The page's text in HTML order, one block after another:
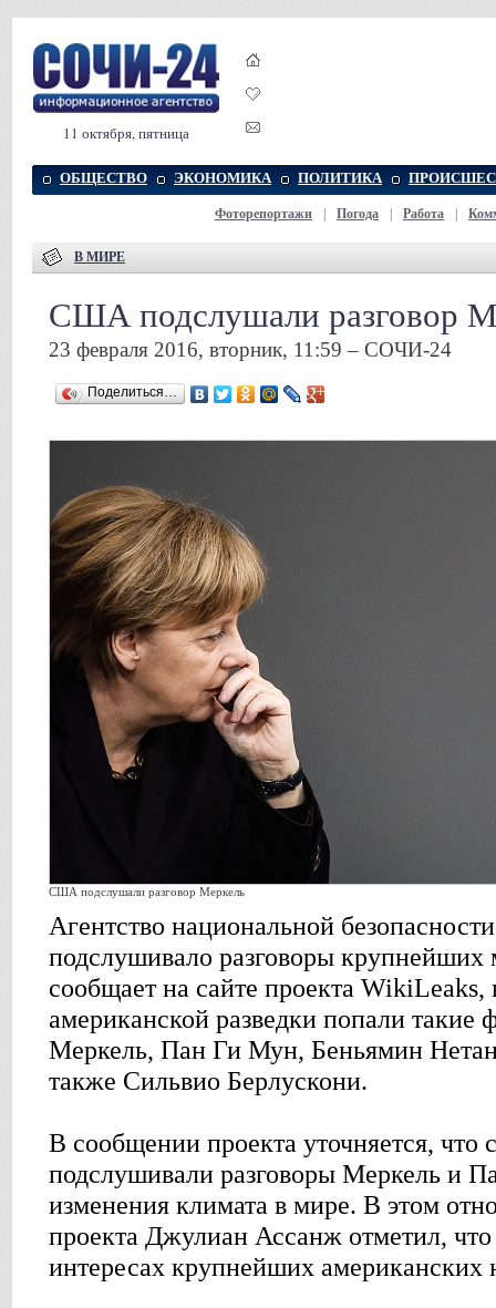
11 октября, пятница
ОБЩЕСТВО ЭКОНОМИКА ПОЛИТИКА
Фоторепортажи Погода Работа
В МИРЕ
США подслушали разговор
23 февраля 2016, вторник, 11:59 – СОЧИ-24
Поделиться…
США подслушали разговор Меркель
Агентство национальной
подслушивало разговоры
сообщает на сайте проекта WikiLeaks,
американской разведки попали такие
Меркель, Пан Ги Мун, Беньямин
также Сильвио Берлускони.
В сообщении проекта уточняется,
подслушивали разговоры Меркель и
изменения климата в мире. В этом
проекта Джулиан Ассанж отметил, что
интересах крупнейших